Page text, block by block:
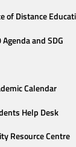
of Distance
and SDG
Calendar
Help Desk
Resource Centre